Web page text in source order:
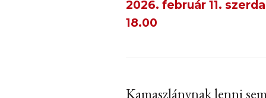
2026. február 11.
18.00
Kamaszlánynak lenni